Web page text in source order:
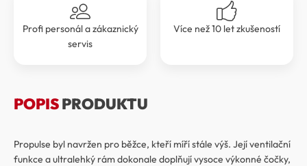
Profi personál a zákaznický
servis
Více než 10 let zkušeností
POPISPRODUKTU
Propulse byl navržen pro běžce, kteří míří stále výš. Její ventilační
funkce a ultralehký rám dokonale doplňují vysoce výkonné čočky,